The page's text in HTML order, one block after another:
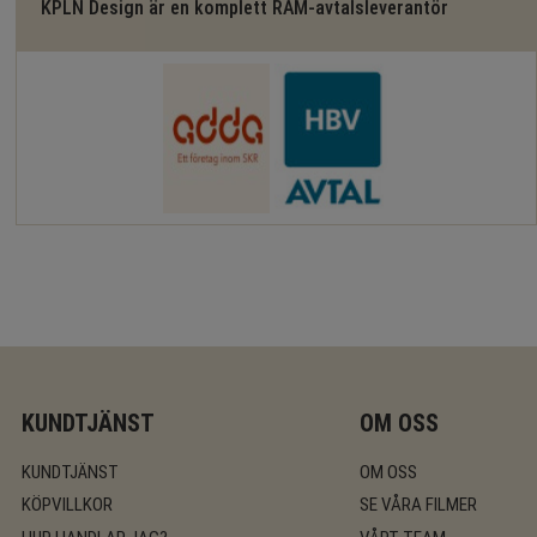
KPLN Design är en komplett RAM-avtalsleverantör
KUNDTJÄNST
KUNDTJÄNST
KÖPVILLKOR
OM OSS
OM OSS
SE VÅRA FILMER